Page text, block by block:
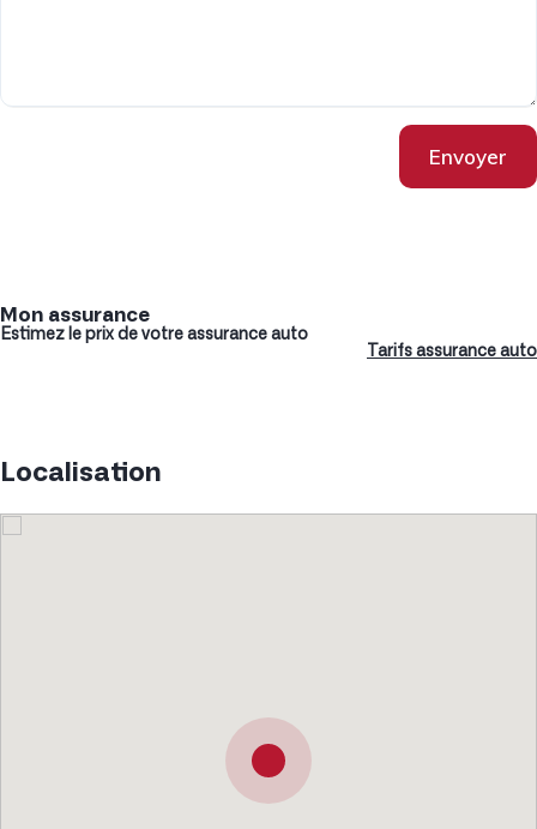
Envoyer
Mon assurance
Estimez le prix de votre assurance auto
Tarifs assurance auto
Localisation